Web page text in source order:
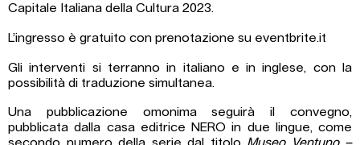
Capitale Italiana della Cultura 2023.
L’ingresso è gratuito con prenotazione su eventbrite.it
Gli interventi si terranno in italiano e in inglese, con la
possibilità di traduzione simultanea.
Una pubblicazione omonima seguirà il convegno,
pubblicata dalla casa editrice NERO in due lingue, come